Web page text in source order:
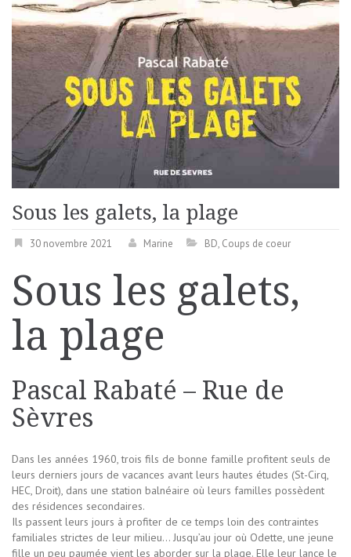
Sous les galets, la plage
30 novembre 2021 Marine BD, Coups de coeur
Sous les galets,
la plage
Pascal Rabaté – Rue de
Sèvres
Dans les années 1960, trois fils de bonne famille profitent seuls de
leurs derniers jours de vacances avant leurs hautes études (St-Cirq,
HEC, Droit), dans une station balnéaire où leurs familles possèdent
des résidences secondaires.
Ils passent leurs jours à profiter de ce temps loin des contraintes
familiales strictes de leur milieu… Jusqu’au jour où Odette, une jeune
fille un peu paumée vient les aborder sur la plage. Elle leur lance le